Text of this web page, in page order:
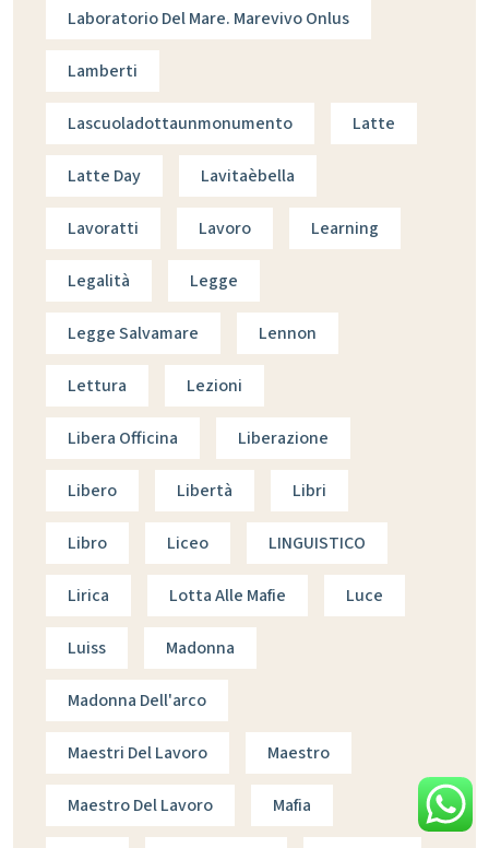
Laboratorio Del Mare. Marevivo Onlus
Lamberti
Lascuoladottaunmonumento Latte
Latte Day Lavitaèbella
Lavoratti Lavoro Learning
Legalità Legge
Legge Salvamare Lennon
Lettura Lezioni
Libera Officina Liberazione
Libero Libertà Libri
Libro Liceo LINGUISTICO
Lirica Lotta Alle Mafie Luce
Luiss Madonna
Madonna Dell'arco
Maestri Del Lavoro Maestro
Maestro Del Lavoro Mafia